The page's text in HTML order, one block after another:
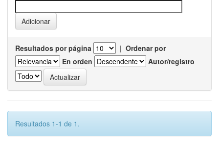
Resultados por página | Ordenar por
En orden
Autor/registro
Resultados 1-1 de 1.